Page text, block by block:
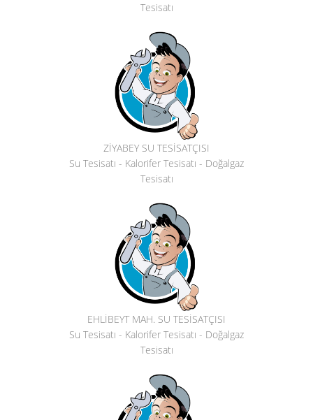
Tesisatı
ZİYABEY SU TESİSATÇISI
Su Tesisatı - Kalorifer Tesisatı - Doğalgaz
Tesisatı
EHLİBEYT MAH. SU TESİSATÇISI
Su Tesisatı - Kalorifer Tesisatı - Doğalgaz
Tesisatı